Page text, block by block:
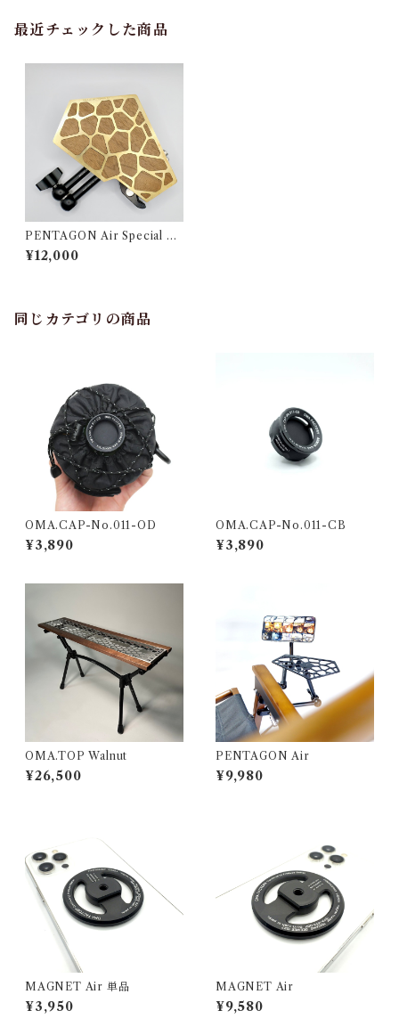
最近チェックした商品
PENTAGON Air Special ed
ition
¥12,000
同じカテゴリの商品
OMA.CAP-No.011-OD
¥3,890
OMA.CAP-No.011-CB
¥3,890
OMA.TOP Walnut
¥26,500
PENTAGON Air
¥9,980
MAGNET Air 単品
¥3,950
MAGNET Air
¥9,580